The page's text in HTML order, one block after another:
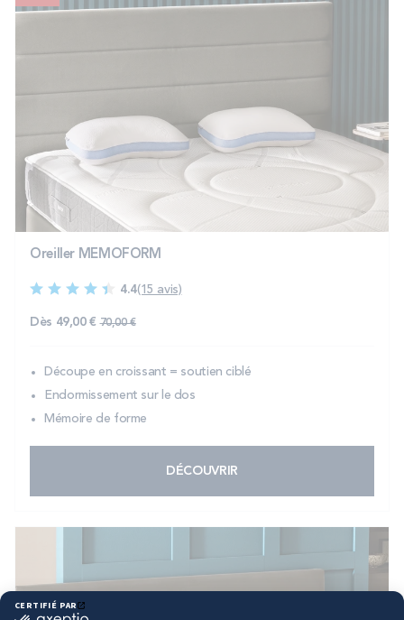
Oreiller MEMOFORM
4.4(15 avis)
Dès 49,00 € Prix normal
70,00 €
Découpe en croissant = soutien ciblé
Endormissement sur le dos
Mémoire de forme
DÉCOUVRIR